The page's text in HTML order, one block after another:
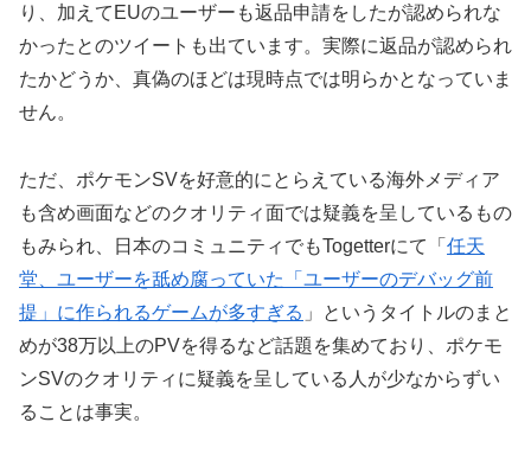
り、加えてEUのユーザーも返品申請をしたが認められな
かったとのツイートも出ています。実際に返品が認められ
たかどうか、真偽のほどは現時点では明らかとなっていま
せん。
ただ、ポケモンSVを好意的にとらえている海外メディア
も含め画面などのクオリティ面では疑義を呈しているもの
もみられ、日本のコミュニティでもTogetterにて「 任天
堂、ユーザーを舐め腐っていた「ユーザーのデバッグ前
提」に作られるゲームが多すぎる 」というタイトルのまと
めが38万以上のPVを得るなど話題を集めており、ポケモ
ンSVのクオリティに疑義を呈している人が少なからずい
ることは事実。